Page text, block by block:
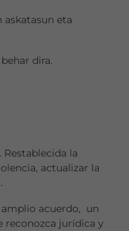
eta
dira.
Restablecida la
actualizar la
acuerdo, un
reconozca jurídica y